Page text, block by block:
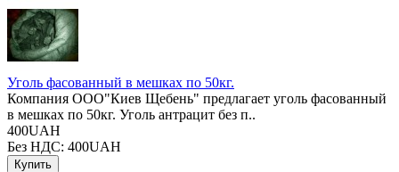
Уголь фасованный в мешках по 50кг.
Компания ООО"Киев Щебень" предлагает уголь фасованный
в мешках по 50кг. Уголь антрацит без п..
400UAH
Без НДС: 400UAH